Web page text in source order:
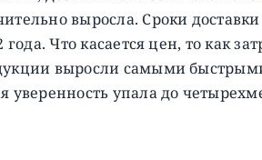
выросла. Сроки
года. Что касается цен, то как
выросли самыми
уверенность упала до